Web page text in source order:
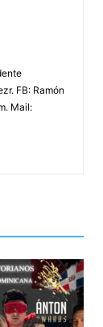
FB: Ramón
Mail: